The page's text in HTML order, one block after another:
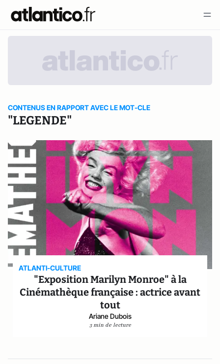
CONTENUS EN RAPPORT AVEC LE MOT-CLE
"LEGENDE"
ATLANTI-CULTURE
"Exposition Marilyn Monroe" à la
Cinémathèque française : actrice avant
tout
Ariane Dubois
3 min de lecture